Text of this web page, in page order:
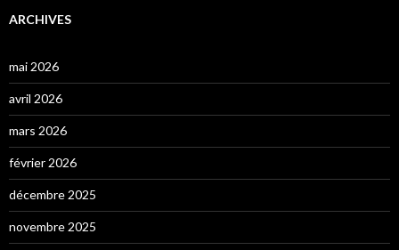
ARCHIVES
mai 2026
avril 2026
mars 2026
février 2026
décembre 2025
novembre 2025